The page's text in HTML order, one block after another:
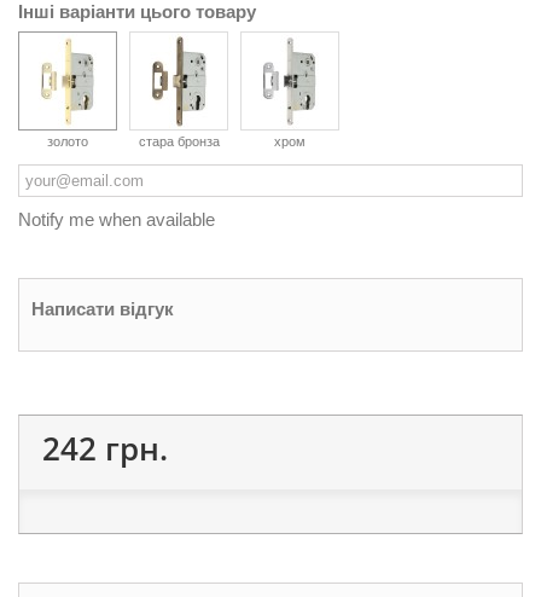
Інші варіанти цього товару
золото стара бронза хром
Notify me when available
Написати відгук
242 грн.